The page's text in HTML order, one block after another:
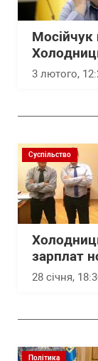
Мосійчук
3 лютого,
Суспільство
зарплат
28 січня,
Політика